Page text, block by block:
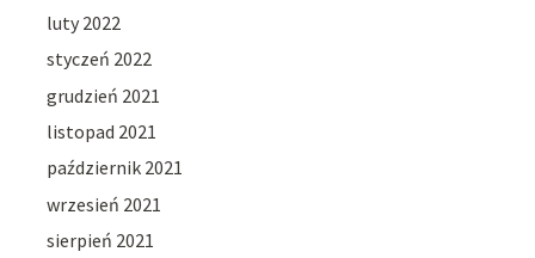
luty 2022
styczeń 2022
grudzień 2021
listopad 2021
październik 2021
wrzesień 2021
sierpień 2021